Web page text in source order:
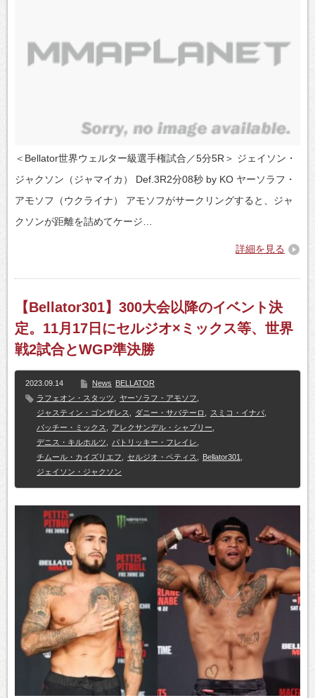
＜Bellator世界ウェルター級選手権試合／5分5R＞ ジェイソン・
ジャクソン（ジャマイカ） Def.3R2分08秒 by KO ヤーソラフ・
アモソフ（ウクライナ） アモソフがサークリングすると、ジャ
クソンが距離を詰めてケージ…
詳細を見る
【Bellator301】300大会以降のイベント決
定。11月17日にセルジオ×ミックス等、世界
戦2試合とWGP準決勝
2023.09.14 News BELLATOR
ラフェオン・スタッツ
ヤーソラフ・アモソフ
ジャスティン・ゴンザレス
ダニー・サバテーロ スミコ・イナバ
パッチー・ミックス
アレクサンデル・シャブリー
デニス・キルホルツ
パトリッキー・フレイレ
チムール・カイズリエフ
セルジオ・ペティス Bellator301
ジェイソン・ジャクソン